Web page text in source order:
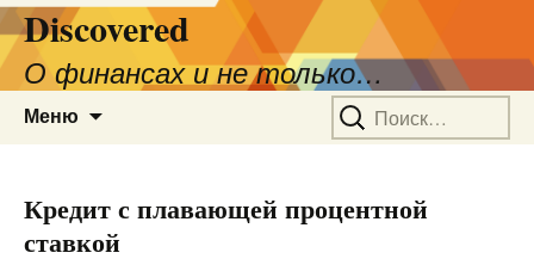
Discovered
О финансах и не только…
Меню Найти:
Кредит с плавающей процентной
ставкой